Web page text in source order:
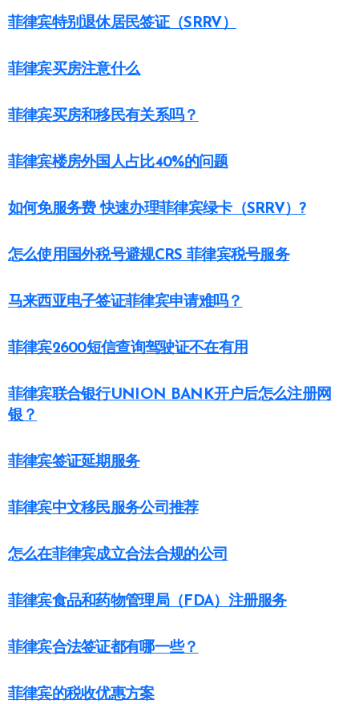
菲律宾特别退休居民签证（SRRV）
菲律宾买房注意什么
菲律宾买房和移民有关系吗？
菲律宾楼房外国人占比40%的问题
如何免服务费 快速办理菲律宾绿卡（SRRV）?
怎么使用国外税号避规CRS 菲律宾税号服务
马来西亚电子签证菲律宾申请难吗？
菲律宾2600短信查询驾驶证不在有用
菲律宾联合银行UNION BANK开户后怎么注册网
银？
菲律宾签证延期服务
菲律宾中文移民服务公司推荐
怎么在菲律宾成立合法合规的公司
菲律宾食品和药物管理局（FDA）注册服务
菲律宾合法签证都有哪一些？
菲律宾的税收优惠方案